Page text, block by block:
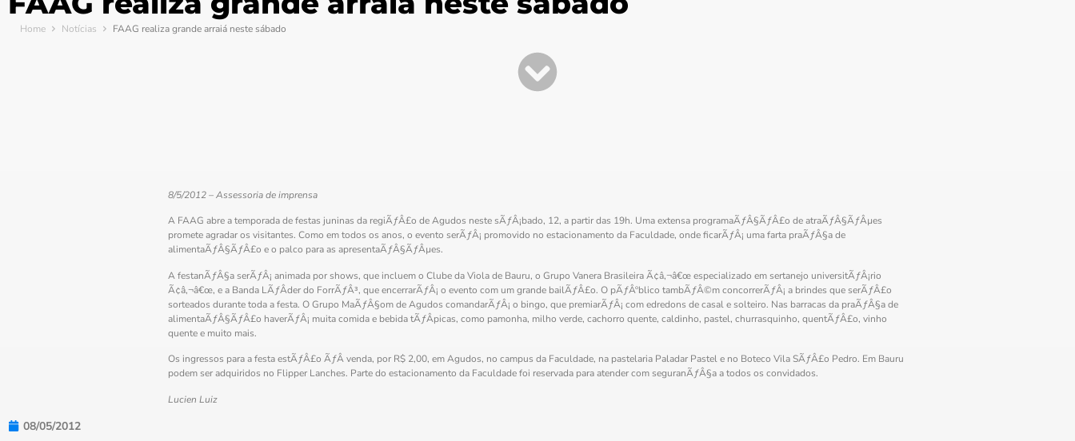
Home Notícias FAAG realiza grande arraiá neste sábado
8/5/2012 – Assessoria de imprensa
A FAAG abre a temporada de festas juninas da regiÃƒÂ£o de Agudos neste sÃƒÂ¡bado, 12, a partir das 19h. Uma extensa programaÃƒÂ§ÃƒÂ£o de atraÃƒÂ§ÃƒÂµes
promete agradar os visitantes. Como em todos os anos, o evento serÃƒÂ¡ promovido no estacionamento da Faculdade, onde ficarÃƒÂ¡ uma farta praÃƒÂ§a de
alimentaÃƒÂ§ÃƒÂ£o e o palco para as apresentaÃƒÂ§ÃƒÂµes.
A festanÃƒÂ§a serÃƒÂ¡ animada por shows, que incluem o Clube da Viola de Bauru, o Grupo Vanera Brasileira Ã¢â‚¬â€œ especializado em sertanejo universitÃƒÂ¡rio
Ã¢â‚¬â€œ, e a Banda LÃƒÂ­der do ForrÃƒÂ³, que encerrarÃƒÂ¡ o evento com um grande bailÃƒÂ£o. O pÃƒÂºblico tambÃƒÂ©m concorrerÃƒÂ¡ a brindes que serÃƒÂ£o
sorteados durante toda a festa. O Grupo MaÃƒÂ§om de Agudos comandarÃƒÂ¡ o bingo, que premiarÃƒÂ¡ com edredons de casal e solteiro. Nas barracas da praÃƒÂ§a de
alimentaÃƒÂ§ÃƒÂ£o haverÃƒÂ¡ muita comida e bebida tÃƒÂ­picas, como pamonha, milho verde, cachorro quente, caldinho, pastel, churrasquinho, quentÃƒÂ£o, vinho
quente e muito mais.
Os ingressos para a festa estÃƒÂ£o ÃƒÂ venda, por R$ 2,00, em Agudos, no campus da Faculdade, na pastelaria Paladar Pastel e no Boteco Vila SÃƒÂ£o Pedro. Em Bauru
podem ser adquiridos no Flipper Lanches. Parte do estacionamento da Faculdade foi reservada para atender com seguranÃƒÂ§a a todos os convidados.
Lucien Luiz
08/05/2012